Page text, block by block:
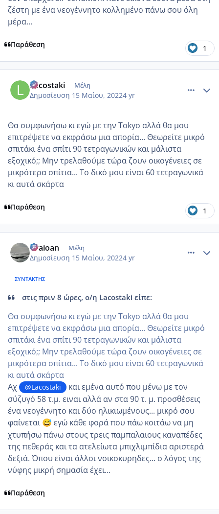
ζέστη με ένα νεογέννητο κολλημένο πάνω σου όλη
μέρα…
Παράθεση 1
Lacostaki Μέλη
Δημοσίευση 15 Μαίου, 20224 yr
Θα συμφωνήσω κι εγώ με την Tokyo αλλά θα μου
επιτρέψετε να εκφράσω μια απορία... Θεωρείτε μικρό
σπιτάκι ένα σπίτι 90 τετραγωνικών και μάλιστα
εξοχικό;; Μην τρελαθούμε τώρα ζουν οικογένειες σε
μικρότερα σπίτια... Το δικό μου είναι 60 τετραγωνικά
κι αυτά σκάρτα
Παράθεση 1
evaioan Μέλη
Δημοσίευση 15 Μαίου, 20224 yr
ΣΥΝΤΆΚΤΗΣ
στις πριν 8 ώρες, ο/η Lacostaki είπε:
Θα συμφωνήσω κι εγώ με την Tokyo αλλά θα μου
επιτρέψετε να εκφράσω μια απορία... Θεωρείτε μικρό
σπιτάκι ένα σπίτι 90 τετραγωνικών και μάλιστα
εξοχικό;; Μην τρελαθούμε τώρα ζουν οικογένειες σε
μικρότερα σπίτια... Το δικό μου είναι 60 τετραγωνικά
κι αυτά σκάρτα
Αχ
@Lacostaki
και εμένα αυτό που μένω με τον
σύζυγό 58 τ.μ. ειναι αλλά αν στα 90 τ. μ. προσθέσεις
ένα νεογέννητο και δύο ηλικιωμένους... μικρό σου
φαίνεται 😅 εγώ κάθε φορά που πάω κοιτάω να μη
χτυπήσω πάνω στους τρεις παμπαλαιους καναπέδες
της πεθεράς και τα ατελείωτα μπιχλιμπίδια αριστερά
δεξιά. Όπου είναι άλλοι νοικοκυρηδες... ο λόγος της
νύφης μικρή σημασία έχει...
Παράθεση